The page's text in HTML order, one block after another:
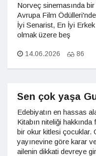
Norveç sinemasında bir
Avrupa Film
İyi Senarist, En İyi
olmak üzere beş
14.06.2026 86
Sen çok yaşa
Edebiyatın en hassas
Kitabın niteliği
bir okur kitlesi çocuklar.
yayınevine göre karar
ailenin dikkati devreye